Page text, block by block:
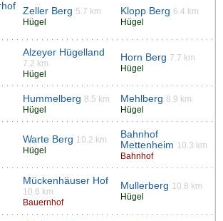
Zeller Berg 5.7 km
Hügel
Klopp Berg 6.4 km
Hügel
Alzeyer Hügelland
7.2 km
Hügel
Horn Berg 7.7 km
Hügel
Hummelberg 8.5 km
Hügel
Mehlberg 8.9 km
Hügel
Warte Berg 10.2 km
Hügel
Bahnhof
Mettenheim 10.3 km
Bahnhof
Mückenhäuser Hof
10.6 km
Bauernhof
Mullerberg 10.8 km
Hügel